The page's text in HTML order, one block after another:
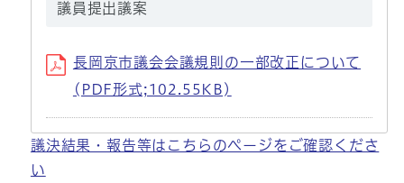
議員提出議案
長岡京市議会会議規則の一部改正について
(PDF形式;102.55KB)
議決結果・報告等はこちらのページをご確認くださ
い